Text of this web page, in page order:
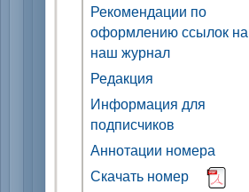
Рекомендации по
оформлению ссылок на
наш журнал
Редакция
Информация для
подписчиков
Аннотации номера
Скачать номер